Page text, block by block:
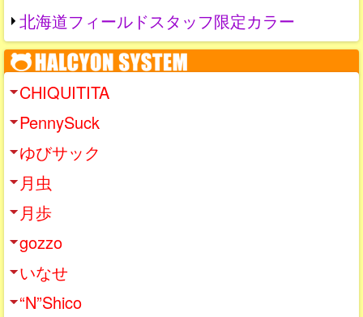
北海道フィールドスタッフ限定カラー
CHIQUITITA
PennySuck
ゆびサック
月虫
月歩
gozzo
いなせ
“N”Shico